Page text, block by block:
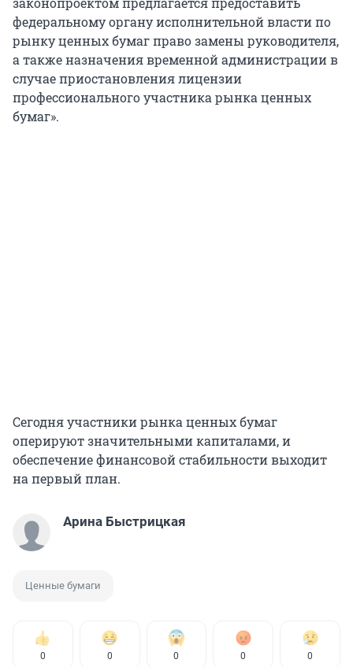
федеральному органу исполнительной власти по
рынку ценных бумаг право замены руководителя,
а также назначения временной администрации в
случае приостановления лицензии
профессионального участника рынка ценных
бумаг».
Сегодня участники рынка ценных бумаг
оперируют значительными капиталами, и
обеспечение финансовой стабильности выходит
на первый план.
Арина Быстрицкая
Ценные бумаги
0 0 0 0 0